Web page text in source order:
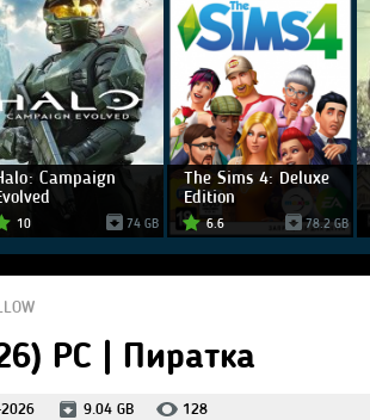
Campaign
10 74 GB
The Sims 4: Deluxe
Edition
6.6 78.2 GB
PC | Пиратка
9.04 GB 128